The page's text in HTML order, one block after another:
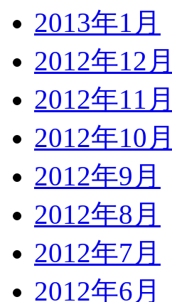
2013年1月
2012年12月
2012年11月
2012年10月
2012年9月
2012年8月
2012年7月
2012年6月